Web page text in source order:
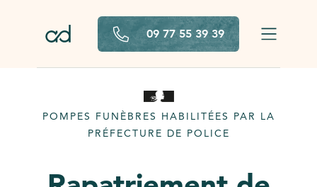
09 77 55 39 39
POMPES FUNÈBRES HABILITÉES PAR LA
PRÉFECTURE DE POLICE